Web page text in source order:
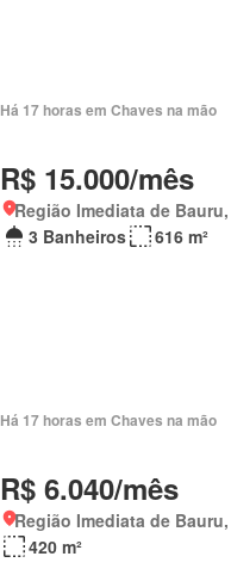
Há 17 horas em Chaves na mão
R$ 15.000/mês
Região Imediata de
3 Banheiros
616 m²
Há 17 horas em Chaves na mão
R$ 6.040/mês
Região Imediata de
420 m²